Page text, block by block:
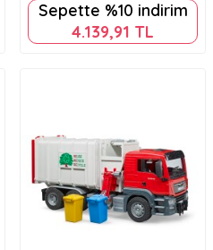
Sepette %10 indirim
4.139,91 TL